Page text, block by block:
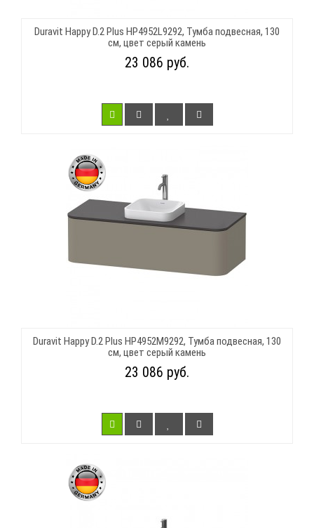
Duravit Happy D.2 Plus HP4952L9292, Тумба подвесная, 130
см, цвет серый камень
23 086 руб.
Duravit Happy D.2 Plus HP4952M9292, Тумба подвесная, 130
см, цвет серый камень
23 086 руб.